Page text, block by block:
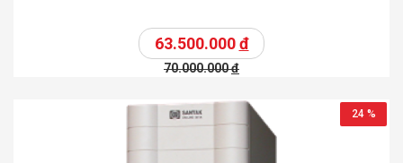
63.500.000đ
70.000.000đ
24 %